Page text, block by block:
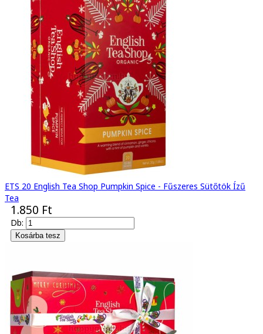
ETS 20 English Tea Shop Pumpkin Spice - Fűszeres Sütőtök Ízű
Tea
1.850 Ft
Db: